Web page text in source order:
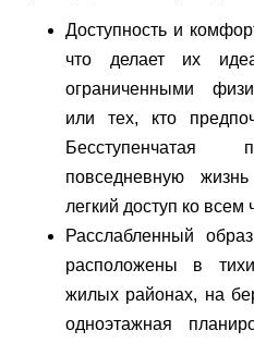
Доступность и
что делает их
ограниченными
или тех, кто
Бесступенчатая
повседневную
легкий доступ ко
Расслабленный
расположены в
жилых районах, на
одноэтажная